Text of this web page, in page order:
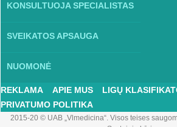
KONSULTUOJA SPECIALISTAS
SVEIKATOS APSAUGA
NUOMONĖ
REKLAMA APIE MUS LIGŲ
PRIVATUMO POLITIKA
2015-20 © UAB „Vlmedicina“. Visos teises